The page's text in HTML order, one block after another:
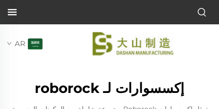
AR
إكسسوارات لـ roborock